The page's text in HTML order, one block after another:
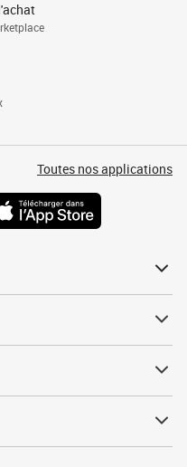
Toutes nos applications